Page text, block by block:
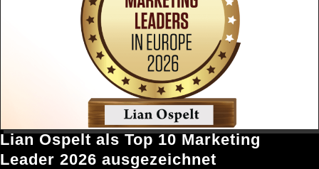
Lian Ospelt als Top 10 Marketing
Leader 2026 ausgezeichnet